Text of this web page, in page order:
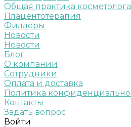
Общая практика косметолога
Плацентотерапия
Филлеры
Новости
Новости
Блог
О компании
Сотрудники
Оплата и доставка
Политика
Контакты
Задать вопрос
Войти